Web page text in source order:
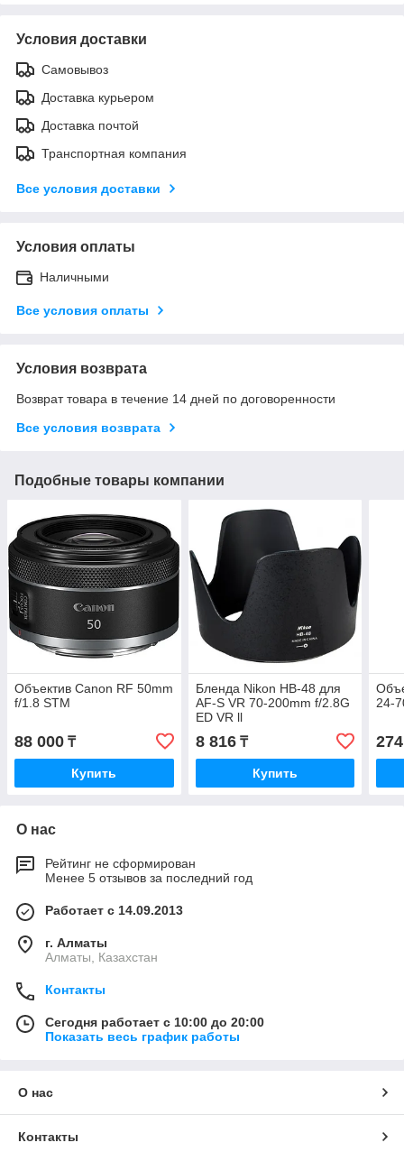
Условия доставки
Самовывоз
Доставка курьером
Доставка почтой
Транспортная компания
Все условия доставки
Условия оплаты
Наличными
Все условия оплаты
Условия возврата
Возврат товара в течение 14 дней по договоренности
Все условия возврата
Подобные товары компании
Объектив Canon RF 50mm
f/1.8 STM
88 000 ₸
Купить
Бленда Nikon HB-48 для
AF-S VR 70-200mm f/2.8G
ED VR ll
8 816₸
Купить
24-
О нас
Рейтинг не сформирован
Менее 5 отзывов за последний год
Работает с 14.09.2013
г. Алматы
Алматы, Казахстан
Контакты
Сегодня работает с 10:00 до 20:00
Показать весь график работы
О нас
Контакты